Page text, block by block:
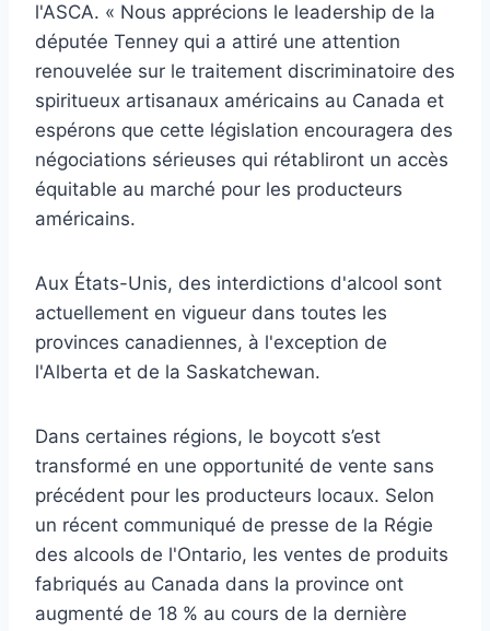
l'ASCA. « Nous apprécions le leadership de la
députée Tenney qui a attiré une attention
renouvelée sur le traitement discriminatoire des
spiritueux artisanaux américains au Canada et
espérons que cette législation encouragera des
négociations sérieuses qui rétabliront un accès
équitable au marché pour les producteurs
américains.
Aux États-Unis, des interdictions d'alcool sont
actuellement en vigueur dans toutes les
provinces canadiennes, à l'exception de
l'Alberta et de la Saskatchewan.
Dans certaines régions, le boycott s’est
transformé en une opportunité de vente sans
précédent pour les producteurs locaux. Selon
un récent communiqué de presse de la Régie
des alcools de l'Ontario, les ventes de produits
fabriqués au Canada dans la province ont
augmenté de 18 % au cours de la dernière